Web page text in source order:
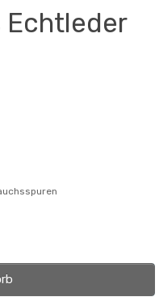
Echtleder